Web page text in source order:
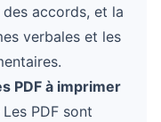
accords, et la
verbales et les
PDF à imprimer
PDF sont